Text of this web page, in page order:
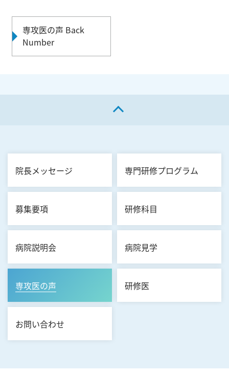
専攻医の声 Back
Number
院長メッセージ 専門研修プログラム
募集要項 研修科目
病院説明会 病院見学
専攻医の声 研修医
お問い合わせ